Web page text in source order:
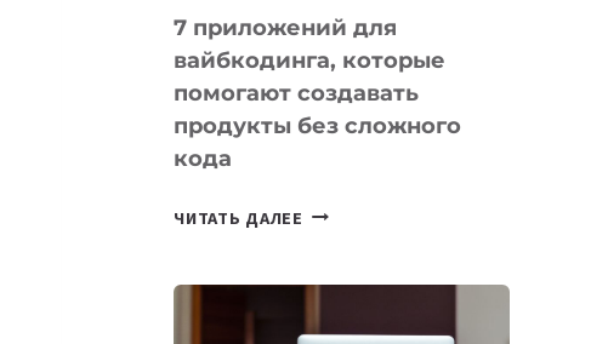
7 приложений для
вайбкодинга, которые
помогают создавать
продукты без сложного
кода
ЧИТАТЬ ДАЛЕЕ
КОТОРЫЕ